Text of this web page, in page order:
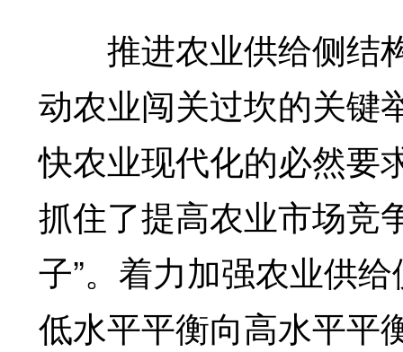
推进农业供给侧结
动农业闯关过坎的关键
快农业现代化的必然要
抓住了提高农业市场竞
子”。着力加强农业供
低水平平衡向高水平平